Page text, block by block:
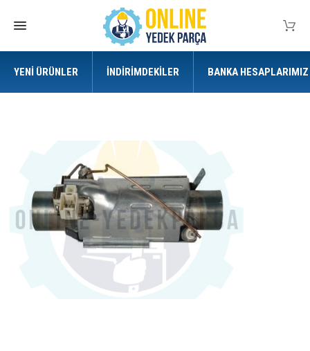
YENI ÜRÜNLER İNDIRIMDEKILER BANKA HESAPLARIMIZ